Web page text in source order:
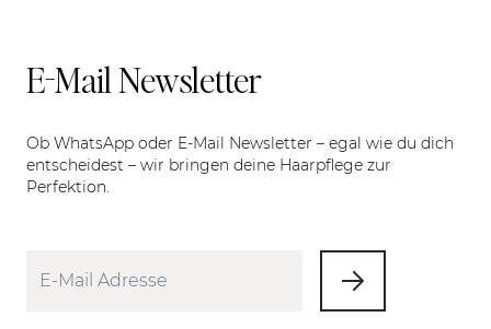
E-Mail Newsletter
Ob WhatsApp oder E-Mail Newsletter – egal wie du dich
entscheidest – wir bringen deine Haarpflege zur
Perfektion.